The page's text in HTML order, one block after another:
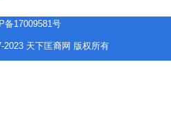
备17009581号
2023 天下匡裔网 版权所有